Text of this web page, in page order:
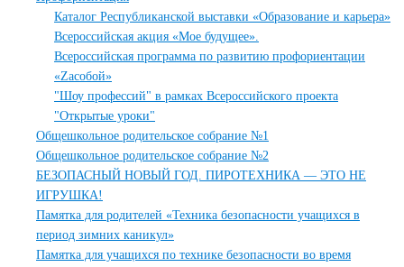
Каталог Республиканской выставки «Образование и карьера»
Всероссийская акция «Мое будущее».
Всероссийская программа по развитию профориентации
«Zасобой»
"Шоу профессий" в рамках Всероссийского проекта
"Открытые уроки"
Общешкольное родительское собрание №1
Общешкольное родительское собрание №2
БЕЗОПАСНЫЙ НОВЫЙ ГОД. ПИРОТЕХНИКА — ЭТО НЕ
ИГРУШКА!
Памятка для родителей «Техника безопасности учащихся в
период зимних каникул»
Памятка для учащихся по технике безопасности во время